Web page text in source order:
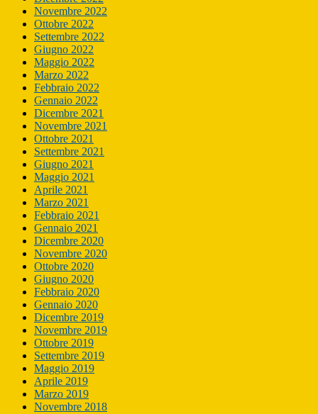
Novembre 2022
Ottobre 2022
Settembre 2022
Giugno 2022
Maggio 2022
Marzo 2022
Febbraio 2022
Gennaio 2022
Dicembre 2021
Novembre 2021
Ottobre 2021
Settembre 2021
Giugno 2021
Maggio 2021
Aprile 2021
Marzo 2021
Febbraio 2021
Gennaio 2021
Dicembre 2020
Novembre 2020
Ottobre 2020
Giugno 2020
Febbraio 2020
Gennaio 2020
Dicembre 2019
Novembre 2019
Ottobre 2019
Settembre 2019
Maggio 2019
Aprile 2019
Marzo 2019
Novembre 2018